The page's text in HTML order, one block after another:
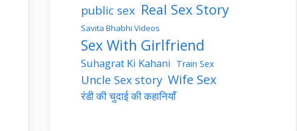
public sex Real Sex Story
Savita Bhabhi Videos
Sex With Girlfriend
Suhagrat Ki Kahani Train Sex
Uncle Sex story Wife Sex
रंडी की चुदाई की कहानियाँ